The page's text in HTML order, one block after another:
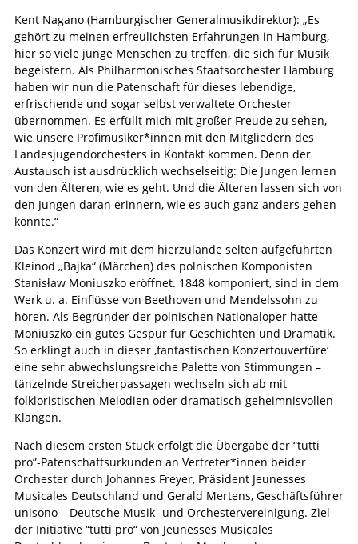
Kent Nagano (Hamburgischer Generalmusikdirektor): „Es
gehört zu meinen erfreulichsten Erfahrungen in Hamburg,
hier so viele junge Menschen zu treffen, die sich für Musik
begeistern. Als Philharmonisches Staatsorchester Hamburg
haben wir nun die Patenschaft für dieses lebendige,
erfrischende und sogar selbst verwaltete Orchester
übernommen. Es erfüllt mich mit großer Freude zu sehen,
wie unsere Profimusiker*innen mit den Mitgliedern des
Landesjugendorchesters in Kontakt kommen. Denn der
Austausch ist ausdrücklich wechselseitig: Die Jungen lernen
von den Älteren, wie es geht. Und die Älteren lassen sich von
den Jungen daran erinnern, wie es auch ganz anders gehen
könnte.“
Das Konzert wird mit dem hierzulande selten aufgeführten
Kleinod „Bajka“ (Märchen) des polnischen Komponisten
Stanisław Moniuszko eröffnet. 1848 komponiert, sind in dem
Werk u. a. Einflüsse von Beethoven und Mendelssohn zu
hören. Als Begründer der polnischen Nationaloper hatte
Moniuszko ein gutes Gespür für Geschichten und Dramatik.
So erklingt auch in dieser ‚fantastischen Konzertouvertüre‘
eine sehr abwechslungsreiche Palette von Stimmungen –
tänzelnde Streicherpassagen wechseln sich ab mit
folkloristischen Melodien oder dramatisch-geheimnisvollen
Klängen.
Nach diesem ersten Stück erfolgt die Übergabe der “tutti
pro”-Patenschaftsurkunden an Vertreter*innen beider
Orchester durch Johannes Freyer, Präsident Jeunesses
Musicales Deutschland und Gerald Mertens, Geschäftsführer
unisono – Deutsche Musik- und Orchestervereinigung. Ziel
der Initiative “tutti pro“ von Jeunesses Musicales